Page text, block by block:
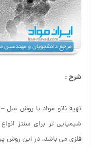
شرح :
شیمیایی تر برای سنتز
فلزی می باشد. در این روش